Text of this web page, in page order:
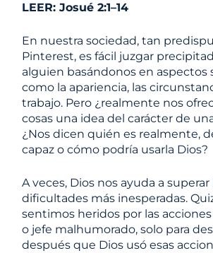
LEER: Josué 2:1–14
En nuestra sociedad, tan
Pinterest, es fácil juzgar
alguien basándonos en aspectos
como la apariencia, las
trabajo. Pero ¿realmente nos
cosas una idea del carácter de
¿Nos dicen quién es realmente,
capaz o cómo podría usarla Dios?
A veces, Dios nos ayuda a superar
dificultades más inesperadas.
sentimos heridos por las
o jefe malhumorado, solo para
después que Dios usó esas